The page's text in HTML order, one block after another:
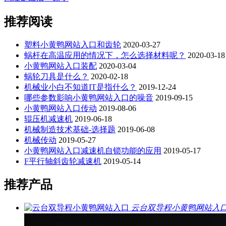
推荐阅读
塑料小黄鸭网站入口和齿轮 2020-03-27
蜗杆在高温应用的情况下，怎么选择材料呢？ 2020-03-18
小黄鸭网站入口装配 2020-03-04
蜗轮刀具是什么？ 2020-02-18
机械业小白不知道IT是指什么？ 2019-12-24
哪些参数影响小黄鸭网站入口的噪音 2019-09-15
小黄鸭网站入口传动 2019-08-06
辊压机减速机 2019-06-18
机械制造技术基础-选择题 2019-06-08
机械传动 2019-05-27
小黄鸭网站入口减速机自锁功能的应用 2019-05-17
F平行轴斜齿轮减速机 2019-05-14
推荐产品
云台双导程小黄鸭网站入